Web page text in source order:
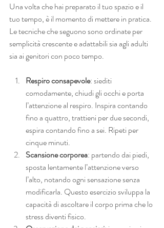
Una volta che hai preparato il tuo spazio e il
tuo tempo, è il momento di mettere in pratica.
Le tecniche che seguono sono ordinate per
semplicità crescente e adattabili sia agli adulti
sia ai genitori con poco tempo.
Respiro consapevole: siediti
comodamente, chiudi gli occhi e porta
l’attenzione al respiro. Inspira contando
fino a quattro, trattieni per due secondi,
espira contando fino a sei. Ripeti per
cinque minuti.
Scansione corporea: partendo dai piedi,
sposta lentamente l’attenzione verso
l’alto, notando ogni sensazione senza
modificarla. Questo esercizio sviluppa la
capacità di ascoltare il corpo prima che lo
stress diventi fisico.